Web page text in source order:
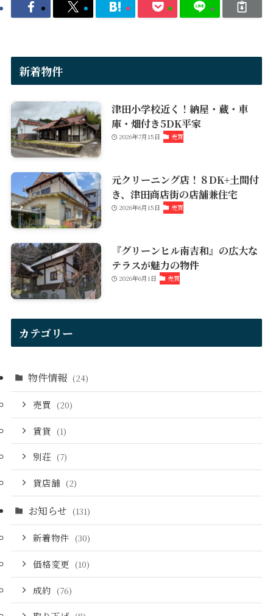
新着物件
津田小学校近く！納屋・蔵・車
庫・畑付き5DK平家
2026年7月15日 売買
元クリーニング店！８DK+土間付
き、津田商店街の店舗兼住宅
2026年6月15日 売買
『グリーンヒル南吉和』の広大な
テラスが魅力の物件
2026年6月1日 売買
カテゴリー
物件情報 (24)
売買 (20)
賃貸 (1)
別荘 (7)
貸店舗 (2)
お知らせ (131)
新着物件 (30)
価格変更 (10)
成約 (76)